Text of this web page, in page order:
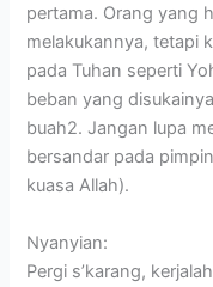
pertama. Orang yang
melakukannya, tetapi
pada Tuhan seperti
beban yang
buah2. Jangan lupa
bersandar pada
kuasa Allah).
Nyanyian:
Pergi s’karang,